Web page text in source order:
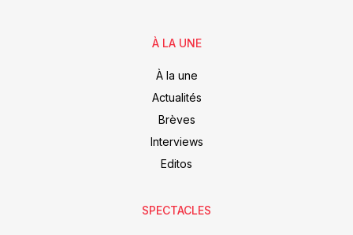
À LA UNE
À la une
Actualités
Brèves
Interviews
Editos
SPECTACLES